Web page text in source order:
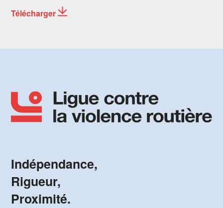
Télécharger
Indépendance,
Rigueur,
Proximité.